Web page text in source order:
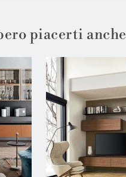
piacerti anche